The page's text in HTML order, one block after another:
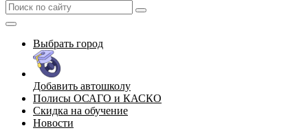
Выбрать город
Добавить автошколу
Полисы ОСАГО и КАСКО
Скидка на обучение
Новости